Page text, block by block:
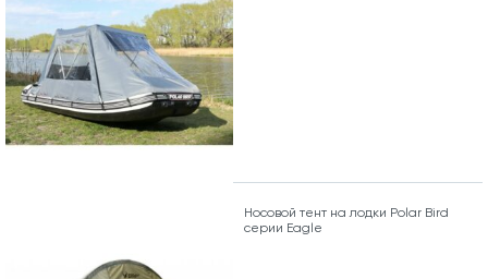
Носовой тент на лодки Polar Bird
серии Eagle